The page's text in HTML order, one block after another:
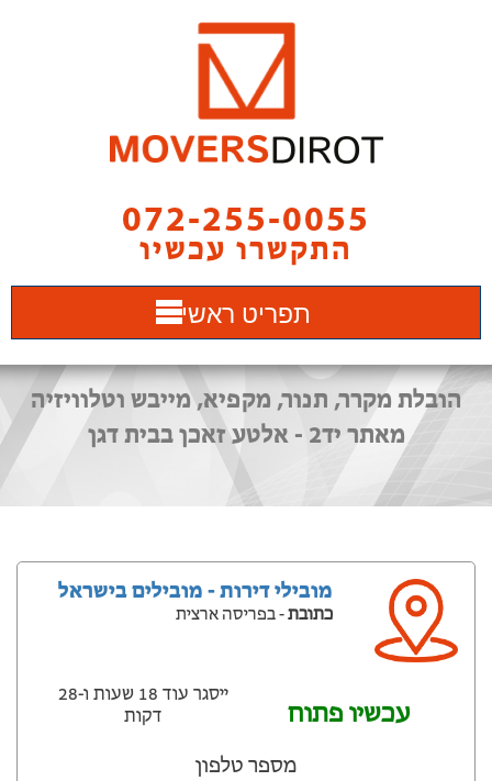
072-255-0055
התקשרו עכשיו
תפריט ראשי
הובלת מקרר, תנור, מקפיא, מייבש וטלוויזיה
מאתר יד2 - אלטע זאכן בבית דגן
מובילי דירות - מובילים בישראל
כתובת- בפריסה ארצית
עכשיו פתוח
ייסגר עוד 18 שעות ‫ו-28
דקות
מספר טלפון